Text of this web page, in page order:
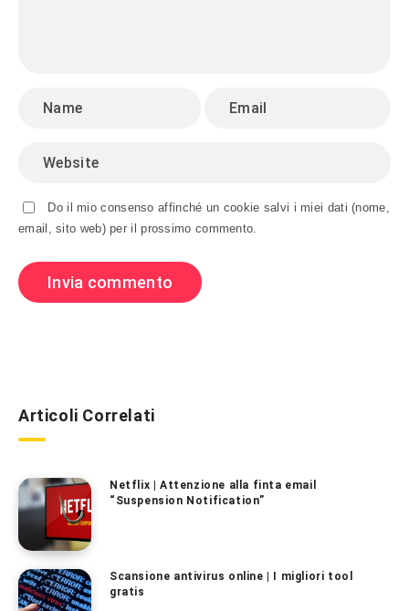
Do il mio consenso affinché un cookie salvi i miei dati (nome,
email, sito web) per il prossimo commento.
Articoli Correlati
Netflix | Attenzione alla finta email
“Suspension Notification”
Scansione antivirus online | I migliori tool
gratis